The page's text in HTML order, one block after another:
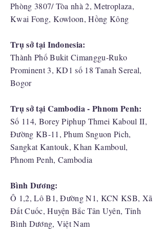
Phòng 3807/ Tòa nhà 2, Metroplaza,
Kwai Fong, Kowloon, Hồng Kông
Trụ sở tại Indonesia:
​Thành Phố Bukit Cimanggu-Ruko
Prominent 3, KD1 số 18 Tanah Sereal,
Bogor
Trụ sở tại Cambodia - Phnom Penh:
Số 114, Borey Piphup Thmei Kaboul II,
Đường KB-11, Phum Snguon Pich,
Sangkat Kantouk, Khan Kamboul,
Phnom Penh, Cambodia
Bình Dương:
Ô 1,2, Lô B1, Đường N1, KCN KSB, Xã
Đất Cuốc, Huyện Bắc Tân Uyên, Tỉnh
Bình Dương, Việt Nam